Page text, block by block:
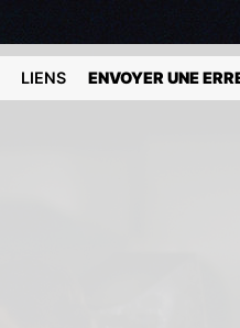
LIENS ENVOYER UNE